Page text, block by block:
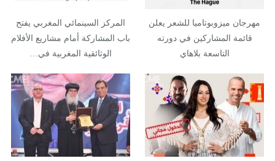
مهرجان ميزوبوتاميا للشعر يعلن
قائمة المشاركين في دورته
التاسعة بلاهاي
المركز السينمائي المغربي يفتح
باب المشاركة أمام مشاريع الأفلام
الوثائقية المغربية في…